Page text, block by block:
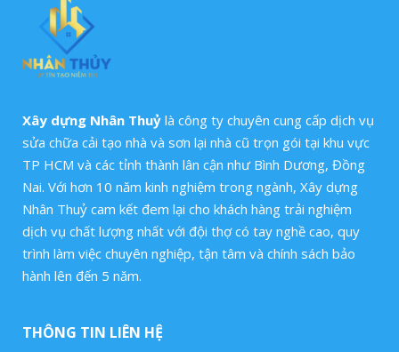
Xây dựng Nhân Thuỷ là công ty chuyên cung cấp dịch vụ
sửa chữa cải tạo nhà và sơn lại nhà cũ trọn gói tại khu vực
TP HCM và các tỉnh thành lân cận như Bình Dương, Đồng
Nai. Với hơn 10 năm kinh nghiệm trong ngành, Xây dựng
Nhân Thuỷ cam kết đem lại cho khách hàng trải nghiệm
dịch vụ chất lượng nhất với đội thợ có tay nghề cao, quy
trình làm việc chuyên nghiệp, tận tâm và chính sách bảo
hành lên đến 5 năm.
THÔNG TIN LIÊN HỆ